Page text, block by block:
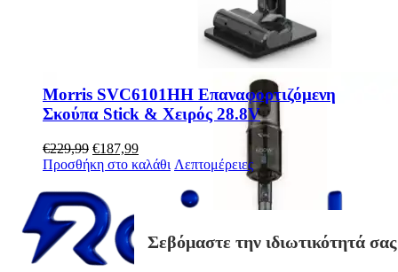
Morris SVC6101HH Επαναφορτιζόμενη
Σκούπα Stick & Χειρός 28.8V
€229,99 Original
price
€229,99.
€187,99Η
τρέχουσα
€187,99.
Προσθήκη στο καλάθι Λεπτομέρειες
Σεβόμαστε την ιδιωτικότητά σας